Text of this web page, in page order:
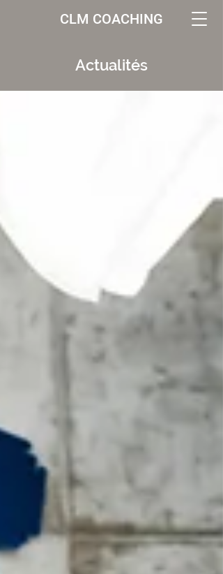
CLM COACHING
Actualités